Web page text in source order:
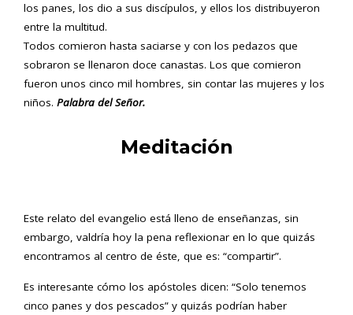
los panes, los dio a sus discípulos, y ellos los distribuyeron
entre la multitud.
Todos comieron hasta saciarse y con los pedazos que
sobraron se llenaron doce canastas. Los que comieron
fueron unos cinco mil hombres, sin contar las mujeres y los
niños. Palabra del Señor.
Meditación
Este relato del evangelio está lleno de enseñanzas, sin
embargo, valdría hoy la pena reflexionar en lo que quizás
encontramos al centro de éste, que es: “compartir”.
Es interesante cómo los apóstoles dicen: “Solo tenemos
cinco panes y dos pescados” y quizás podrían haber